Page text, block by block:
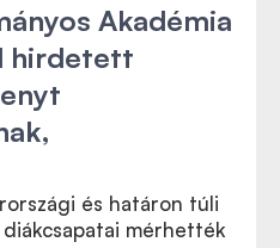
Akadémia
hirdetett
és határon túli
mérhették